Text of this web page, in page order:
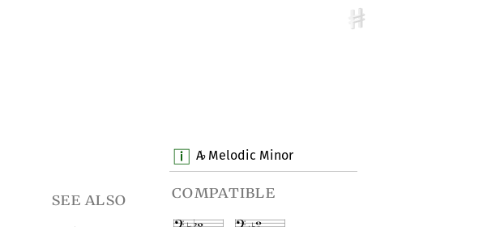
A♭Melodic Minor
compatible
see also